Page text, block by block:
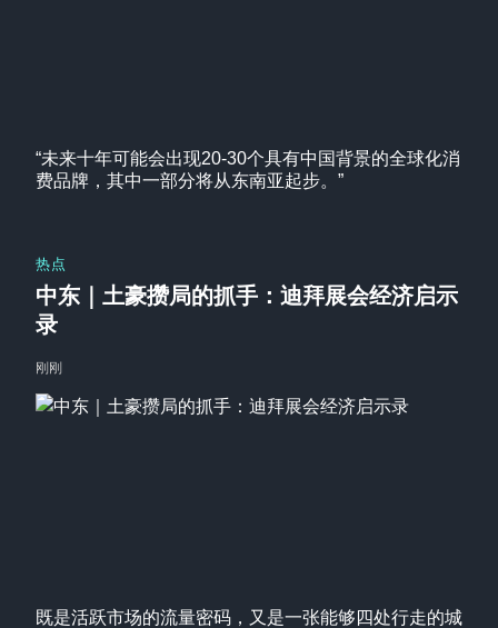
“未来十年可能会出现20-30个具有中国背景的全球化消
费品牌，其中一部分将从东南亚起步。”
既是活跃市场的流量密码，又是一张能够四处行走的城
热点
中东｜土豪攒局的抓手：迪拜展会经济启示
录
刚刚